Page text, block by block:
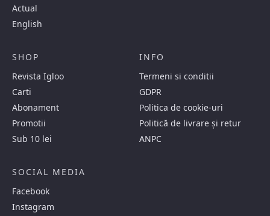
Actual
English
SHOP
Revista Igloo
Carti
Abonament
Promotii
Sub 10 lei
INFO
Termeni si conditii
GDPR
Politica de cookie-uri
Politică de livrare și retur
ANPC
SOCIAL MEDIA
Facebook
Instagram